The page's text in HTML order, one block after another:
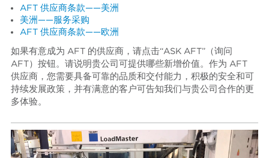
AFT 供应商条款——美洲
美洲——服务采购
AFT 供应商条款——欧洲
如果有意成为 AFT 的供应商，请点击“ASK AFT”（询问
AFT）按钮。请说明贵公司可提供哪些新增价值。作为 AFT
供应商，您需要具备可靠的品质和交付能力，积极的安全和可
持续发展政策，并有满意的客户可告知我们与贵公司合作的更
多体验。